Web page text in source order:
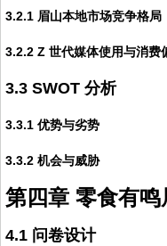
3.2.1 眉山本地市场竞争格局
3.2.2 Z 世代媒体使用与消费
3.3 SWOT 分析
3.3.1 优势与劣势
3.3.2 机会与威胁
第四章 零食有
4.1 问卷设计